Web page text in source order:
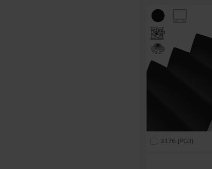
3176 (PG3)